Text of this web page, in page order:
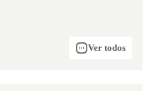
Ver todos